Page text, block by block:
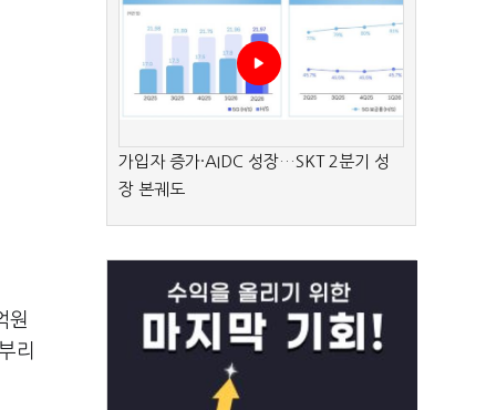
원
리
가입자 증가·AIDC 성장…SKT 2분기 성
장 본궤도